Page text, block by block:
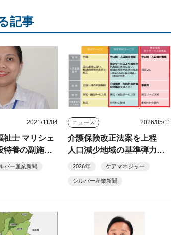
記事
2021/11/04
祉士 マリシェ
養の副施設
バー産業新聞
ニュース 2026/05/11
介護保険改正法案を上程
人口減少地域の基準弾力
化、訪問介護「定額報酬」
2026年 ケアマネジャー
シルバー産業新聞